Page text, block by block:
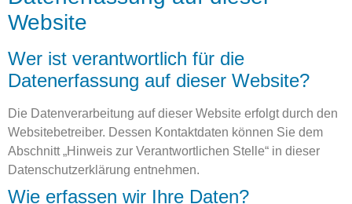
Website
Wer ist verantwortlich für die
Datenerfassung auf dieser Website?
Die Datenverarbeitung auf dieser Website erfolgt durch den
Websitebetreiber. Dessen Kontaktdaten können Sie dem
Abschnitt „Hinweis zur Verantwortlichen Stelle“ in dieser
Datenschutzerklärung entnehmen.
Wie erfassen wir Ihre Daten?